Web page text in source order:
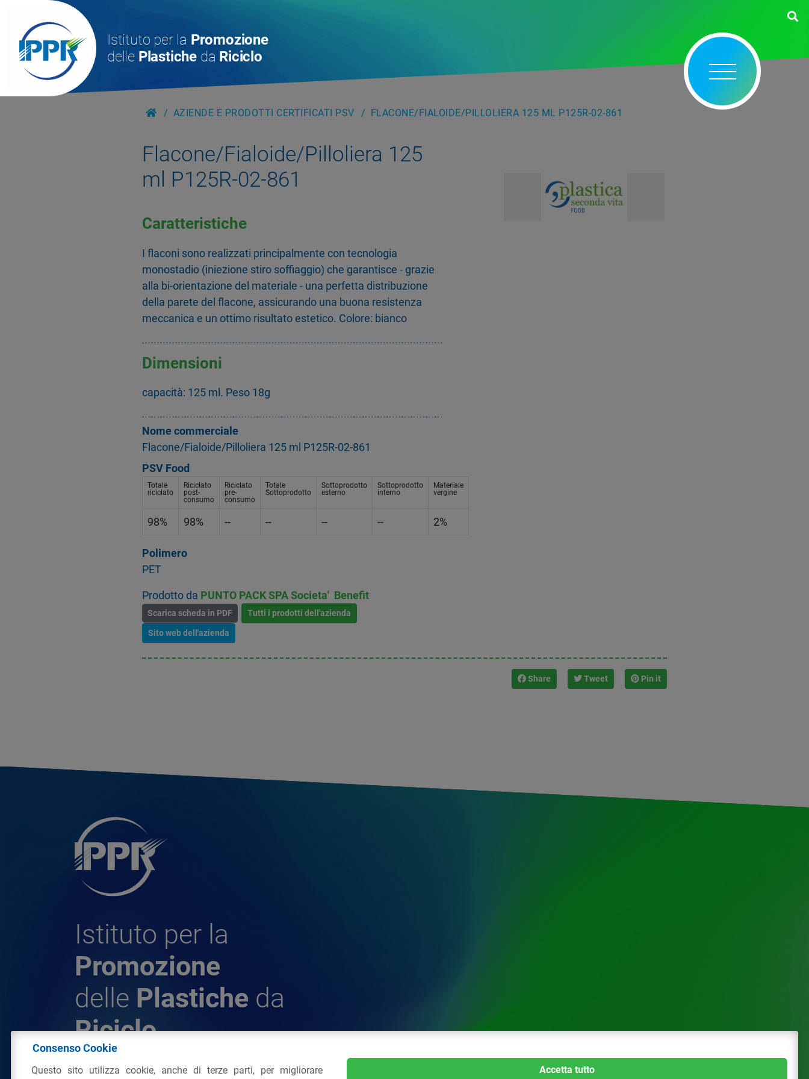
Istituto per la Promozione
delle Plastiche da Riciclo
AZIENDE E PRODOTTI CERTIFICATI PSV FLACONE/FIALOIDE/PILLOLIERA 125 ML P125R-02-861
Flacone/Fialoide/Pilloliera 125
ml P125R-02-861
Caratteristiche
I flaconi sono realizzati principalmente con tecnologia
monostadio (iniezione stiro soffiaggio) che garantisce - grazie
alla bi-orientazione del materiale - una perfetta distribuzione
della parete del flacone, assicurando una buona resistenza
meccanica e un ottimo risultato estetico. Colore: bianco
Dimensioni
capacità: 125 ml. Peso 18g
Nome commerciale
Flacone/Fialoide/Pilloliera 125 ml P125R-02-861
PSV Food
Totale
riciclato
Riciclato
post-
consumo
Riciclato
pre-
consumo
Totale
Sottoprodotto
Sottoprodotto
esterno
Sottoprodotto
interno
Materiale
vergine
98% 98% -- -- -- -- 2%
Polimero
PET
Prodotto da PUNTO PACK SPA Societa' Benefit
Scarica scheda in PDF Tutti i prodotti dell'azienda
Sito web dell'azienda
Share Tweet Pin it
Istituto per la
Promozione
delle Plastiche da
Riciclo
© 2026 - IPPR Istituto per la Promozione delle Plastiche
Consenso Cookie
Questo sito utilizza cookie, anche di terze parti, per migliorare
Accetta tutto